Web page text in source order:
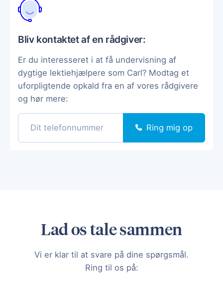
Bliv kontaktet af en rådgiver:
Er du interesseret i at få undervisning af
dygtige lektiehjælpere som Carl? Modtag et
uforpligtende opkald fra en af vores rådgivere
og hør mere:
Ring mig op
Lad os tale sammen
Vi er klar til at svare på dine spørgsmål.
Ring til os på: